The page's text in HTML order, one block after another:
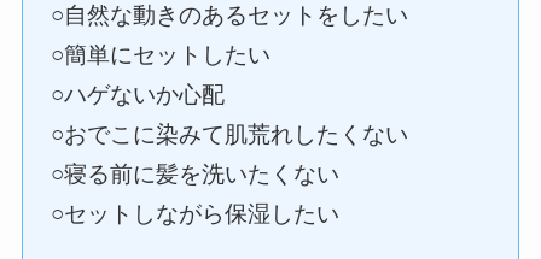
○自然な動きのあるセットをしたい
○簡単にセットしたい
○ハゲないか心配
○おでこに染みて肌荒れしたくない
○寝る前に髪を洗いたくない
○セットしながら保湿したい